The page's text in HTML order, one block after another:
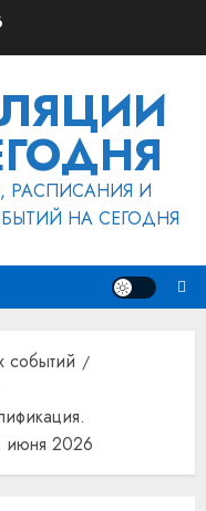
РАСПИСАНИЯ И
НА СЕГОДНЯ
событий
июня 2026